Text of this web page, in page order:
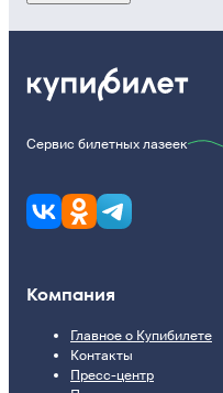
Сервис билетных лазеек
Компания
Главное о Купибилете
Контакты
Пресс-центр